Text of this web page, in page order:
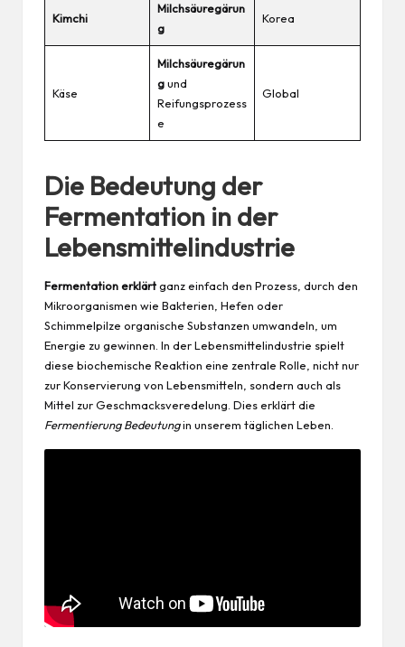
Kimchi
Milchsäuregärun
g
Korea
Käse
Milchsäuregärun
gund
Reifungsprozess
e
Global
Die Bedeutung der
Fermentation in der
Lebensmittelindustrie
Fermentation erklärtganz einfach den Prozess, durch den
Mikroorganismen wie Bakterien, Hefen oder
Schimmelpilze organische Substanzen umwandeln, um
Energie zu gewinnen. In der Lebensmittelindustrie spielt
diese biochemische Reaktion eine zentrale Rolle, nicht nur
zur Konservierung von Lebensmitteln, sondern auch als
Mittel zur Geschmacksveredelung. Dies erklärt die
Fermentierung Bedeutungin unserem täglichen Leben